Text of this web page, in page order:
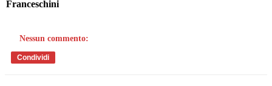
Franceschini
Nessun commento:
Condividi